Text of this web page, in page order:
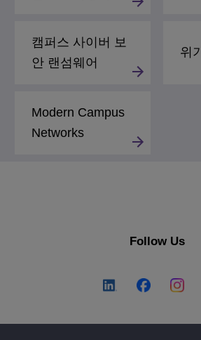
캠퍼스 사이버 보
안 랜섬웨어
위
Modern Campus
Networks
Follow Us